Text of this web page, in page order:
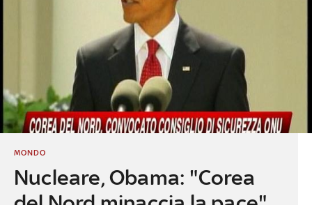
Nucleare, Obama: "Corea
MONDO